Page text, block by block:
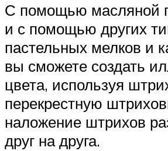
С помощью масляной
и с помощью других
пастельных мелков и
вы сможете создать
цвета, используя
перекрестную
наложение штрихов
друг на друга.